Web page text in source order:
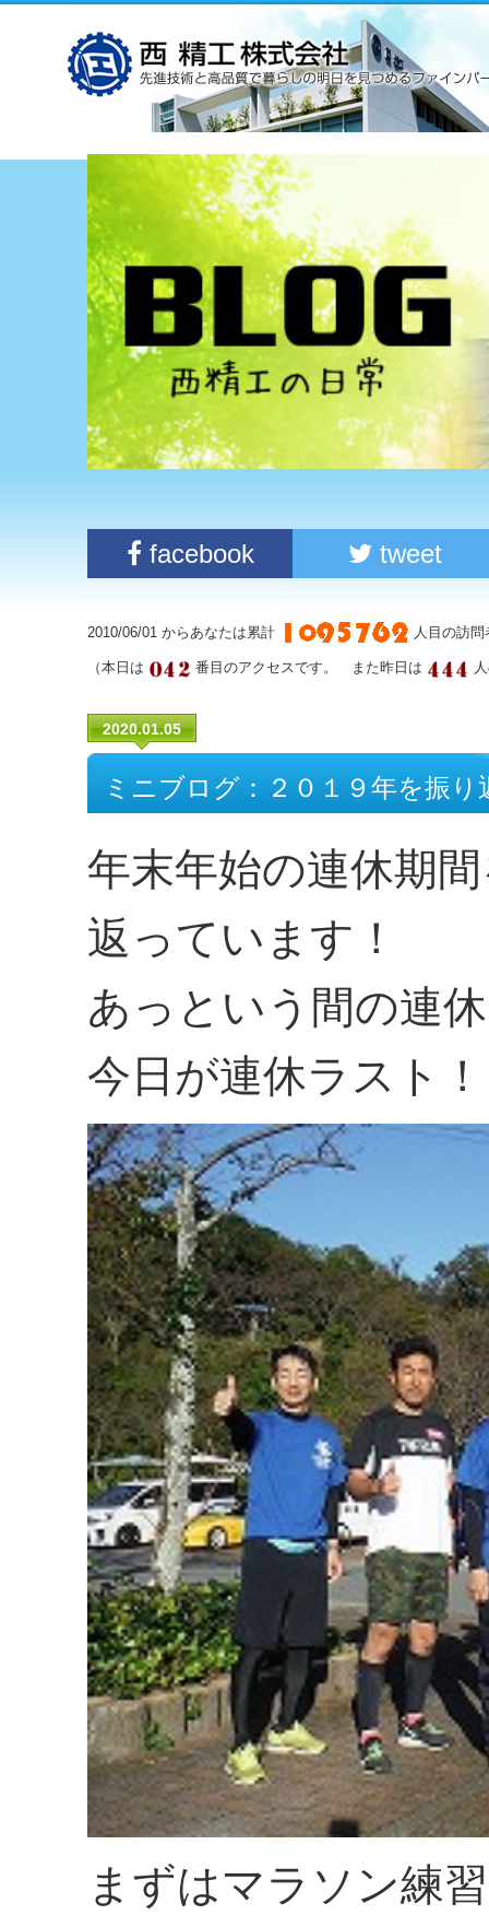
facebook tweet
2010/06/01 からあなたは累計 人目の訪
（本日は 番目のアクセスです。 また昨日は
2020.01.05
ミニブログ：２０１９年を振
年末年始の連休期
返っています！
あっという間の連
今日が連休ラスト
まずはマラソン練